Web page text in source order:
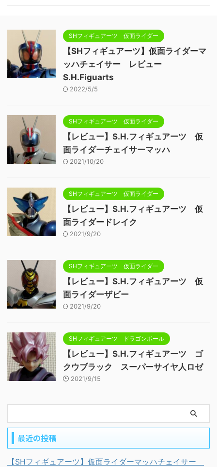
SHフィギュアーツ 仮面ライダー
【SHフィギュアーツ】仮面ライダーマ
ッハチェイサー レビュー
S.H.Figuarts
2022/5/5
SHフィギュアーツ 仮面ライダー
【レビュー】S.H.フィギュアーツ 仮
面ライダーチェイサーマッハ
2021/10/20
SHフィギュアーツ 仮面ライダー
【レビュー】S.H.フィギュアーツ 仮
面ライダードレイク
2021/9/20
SHフィギュアーツ 仮面ライダー
【レビュー】S.H.フィギュアーツ 仮
面ライダーザビー
2021/9/20
SHフィギュアーツ ドラゴンボール
【レビュー】S.H.フィギュアーツ ゴ
クウブラック スーパーサイヤ人ロゼ
2021/9/15
最近の投稿
【SHフィギュアーツ】仮面ライダーマッハチェイサー